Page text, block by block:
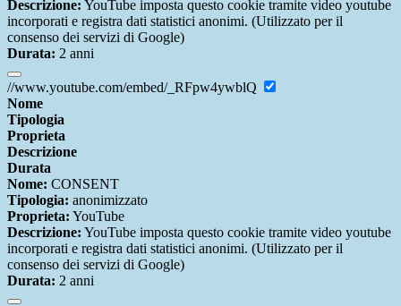
Descrizione: YouTube imposta questo cookie tramite video youtube
incorporati e registra dati statistici anonimi. (Utilizzato per il
consenso dei servizi di Google)
Durata: 2 anni
//www.youtube.com/embed/_RFpw4ywblQ
Nome
Tipologia
Proprieta
Descrizione
Durata
Nome: CONSENT
Tipologia: anonimizzato
Proprieta: YouTube
Descrizione: YouTube imposta questo cookie tramite video youtube
incorporati e registra dati statistici anonimi. (Utilizzato per il
consenso dei servizi di Google)
Durata: 2 anni